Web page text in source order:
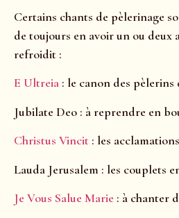
Certains chants de pèlerinage
de toujours en avoir un ou deux
refroidit :
E Ultreia : le canon des
Jubilate Deo : à reprendre en
Christus Vincit : les
Lauda Jerusalem : les couplets
Je Vous Salue Marie : à chanter